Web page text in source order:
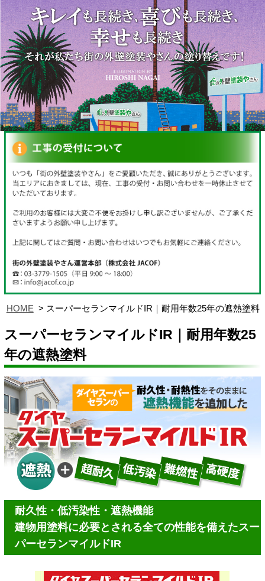
HOME スーパーセランマイルドIR｜耐用年数25年の遮熱塗料
スーパーセランマイルドIR｜耐用年数25
年の遮熱塗料
耐久性・低汚染性・遮熱機能
建物用塗料に必要とされる全ての性能を備えたスー
パーセランマイルドIR